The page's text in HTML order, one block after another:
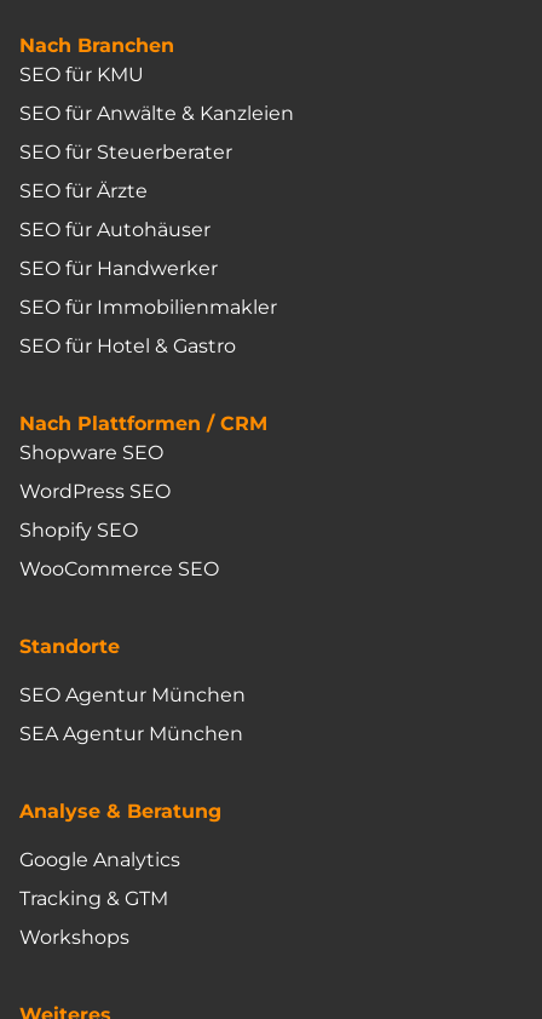
Nach Branchen
SEO für KMU
SEO für Anwälte & Kanzleien
SEO für Steuerberater
SEO für Ärzte
SEO für Autohäuser
SEO für Handwerker
SEO für Immobilienmakler
SEO für Hotel & Gastro
Nach Plattformen / CRM
Shopware SEO
WordPress SEO
Shopify SEO
WooCommerce SEO
Standorte
SEO Agentur München
SEA Agentur München
Analyse & Beratung
Google Analytics
Tracking & GTM
Workshops